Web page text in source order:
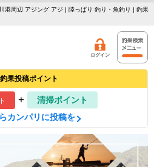
港周辺 アジング アジ | 陸っぱり 釣り・魚釣り | 釣果
ログイン
果投稿ポイント
+
清掃ポイント
カンパリに投稿を